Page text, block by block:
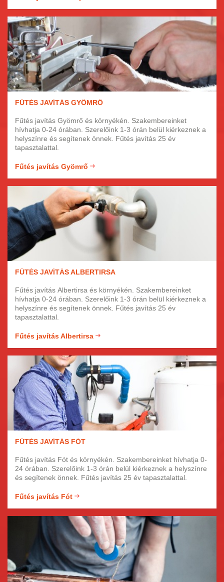
FŰTÉS JAVÍTÁS GYÖMRŐ
Fűtés javítás Gyömrő és környékén. Szakembereinket
hívhatja 0-24 órában. Szerelőink 1-3 órán belül kiérkeznek a
helyszínre és segítenek önnek. Fűtés javítás 25 év
tapasztalattal.
Fűtés javítás Gyömrő
FŰTÉS JAVÍTÁS ALBERTIRSA
Fűtés javítás Albertirsa és környékén. Szakembereinket
hívhatja 0-24 órában. Szerelőink 1-3 órán belül kiérkeznek a
helyszínre és segítenek önnek. Fűtés javítás 25 év
tapasztalattal.
Fűtés javítás Albertirsa
FŰTÉS JAVÍTÁS FÓT
Fűtés javítás Fót és környékén. Szakembereinket hívhatja 0-
24 órában. Szerelőink 1-3 órán belül kiérkeznek a helyszínre
és segítenek önnek. Fűtés javítás 25 év tapasztalattal.
Fűtés javítás Fót